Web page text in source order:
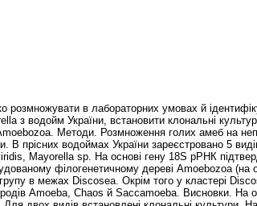
розмножувати в лабораторних умовах й
з водойм України, встановити клональні
Методи. Розмноження голих амеб на
В прісних водоймах України зареєстровано 5
Mayorella sp. На основі гену 18S рРНК
філогенетичному дереві Amoebozoa (на
в межах Discosea. Окрім того у кластері
Amoeba, Chaos й Saccamoeba. Висновки. На